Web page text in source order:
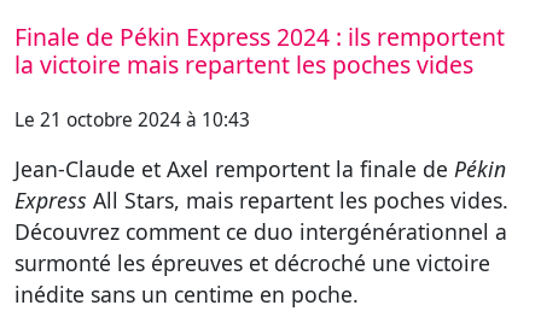
Finale de Pékin Express 2024 : ils remportent
la victoire mais repartent les poches vides
Le 21 octobre 2024 à 10:43
Jean-Claude et Axel remportent la finale de Pékin
Express All Stars, mais repartent les poches vides.
Découvrez comment ce duo intergénérationnel a
surmonté les épreuves et décroché une victoire
inédite sans un centime en poche.